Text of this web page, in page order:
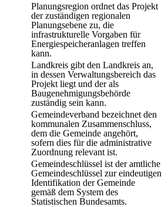
Planungsregion ordnet das Projekt
der zuständigen regionalen
Planungsebene zu, die
infrastrukturelle Vorgaben für
Energiespeicheranlagen treffen
kann.
Landkreis gibt den Landkreis an,
in dessen Verwaltungsbereich das
Projekt liegt und der als
Baugenehmigungsbehörde
zuständig sein kann.
Gemeindeverband bezeichnet den
kommunalen Zusammenschluss,
dem die Gemeinde angehört,
sofern dies für die administrative
Zuordnung relevant ist.
Gemeindeschlüssel ist der amtliche
Gemeindeschlüssel zur eindeutigen
Identifikation der Gemeinde
gemäß dem System des
Statistischen Bundesamts.